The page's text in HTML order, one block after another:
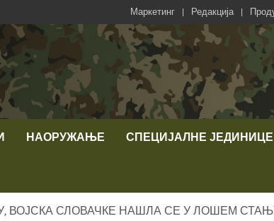
Маркетинг Редакција
НАОРУЖАЊЕ СПЕЦИЈАЛНЕ ЈЕДИНИЦЕ
ВОЈСКА СЛОВАЧКЕ НАШЛА СЕ У ЛОШЕМ